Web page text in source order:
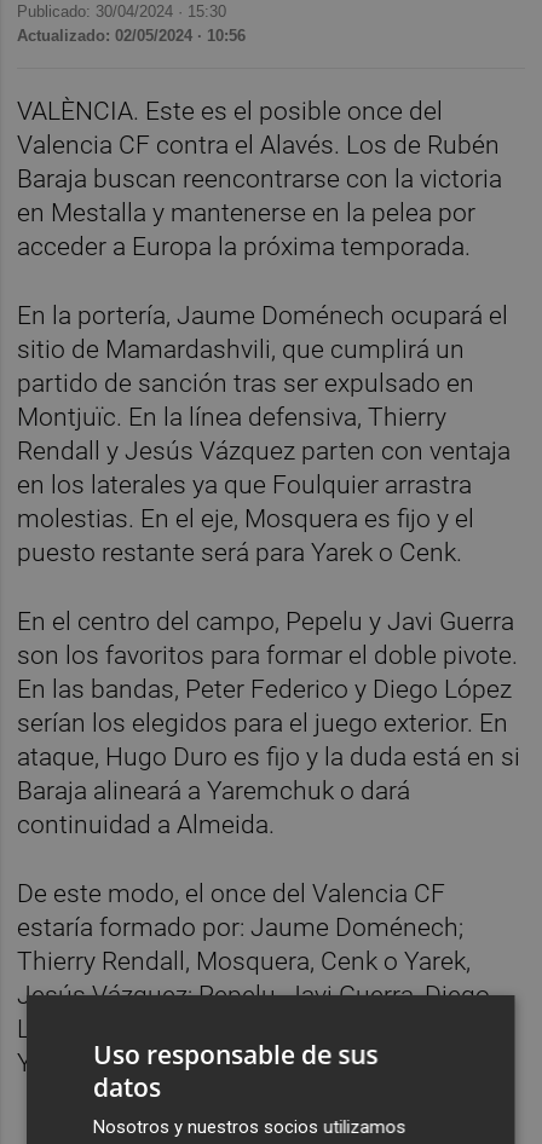
Publicado: 30/04/2024 · 15:30
Actualizado: 02/05/2024 · 10:56
VALÈNCIA. Este es el posible once del
Valencia CF contra el Alavés. Los de Rubén
Baraja buscan reencontrarse con la victoria
en Mestalla y mantenerse en la pelea por
acceder a Europa la próxima temporada.
En la portería, Jaume Doménech ocupará el
sitio de Mamardashvili, que cumplirá un
partido de sanción tras ser expulsado en
Montjuïc. En la línea defensiva, Thierry
Rendall y Jesús Vázquez parten con ventaja
en los laterales ya que Foulquier arrastra
molestias. En el eje, Mosquera es fijo y el
puesto restante será para Yarek o Cenk.
En el centro del campo, Pepelu y Javi Guerra
son los favoritos para formar el doble pivote.
En las bandas, Peter Federico y Diego López
serían los elegidos para el juego exterior. En
ataque, Hugo Duro es fijo y la duda está en si
Baraja alineará a Yaremchuk o dará
continuidad a Almeida.
De este modo, el once del Valencia CF
estaría formado por: Jaume Doménech;
Thierry Rendall, Mosquera, Cenk o Yarek,
Jesús Vázquez; Pepelu, Javi Guerra, Diego
López, Peter Federico, André Almeida o
Yaremchuk y Hugo Duro.
Uso responsable de sus
datos
Nosotros y nuestros socios utilizamos